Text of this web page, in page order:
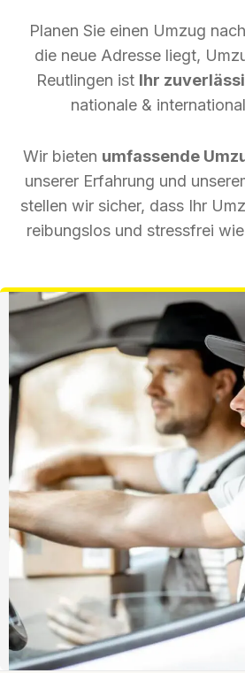
Planen Sie einen Umzug
die neue Adresse liegt,
Reutlingen ist Ihr
nationale &
Wir bieten umfassende
unserer Erfahrung und
stellen wir sicher, dass Ihr
reibungslos und stressfrei